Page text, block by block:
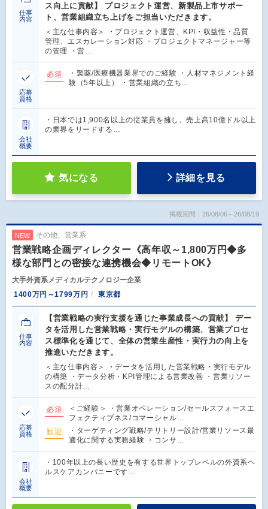
仕事
内容
ス向上に貢献】 プロジェクト運営、新製品上市サポー
ト、営業組織立ち上げをご担当いただきます。
＜主な仕事内容＞ ・プロジェクト運営、KPI・収益性・品質
管理、エスカレーション対応 ・プロジェクトマネージャー等
の管理 ・営…
応募
資格
必須
・製薬/医療機器業界でのご経験 ・人材マネジメント経
験（5年以上） ・営業組織の立ち…
会社
概要
・日本では1,900名以上の従業員を擁し、売上高10億ドル以上
の業界をリードする…
気になる 詳細を見る
掲載期間：26/08/06～26/08/19
NEW その他、営業系
営業戦略企画ディレクター《高年収～1,800万円◆多
様な部門との密接な連携機会◆リモートOK》
大手外資系メディカルテクノロジー企業
1400万円～1799万円
東京都
仕事
内容
【営業戦略の実行支援を通じた事業成長への貢献】 デー
タを活用した営業戦略・実行モデルの構築、営業プロセ
ス標準化を通じて、全体の営業生産性・実行力の向上を
推進いただきます。
＜主な仕事内容＞ ・データを活用した営業戦略・実行モデル
の構築 ・データ分析・KPI管理による営業改善 ・営業リソー
スの配分計…
応募
資格
必須
＜ご経験＞ ・営業オペレーション/セールスフォースエ
フェクティブネス/コマーシャル…
歓迎
・ターゲティング戦略/テリトリー設計/営業リソース最
適化に関する実務経験 ・コンサ…
会社
概要
・100年以上の長い歴史を有する世界トップレベルの外資系ヘ
ルスケアカンパニーです…